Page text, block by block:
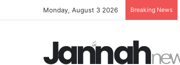
Monday, August 3 2026 Breaking News